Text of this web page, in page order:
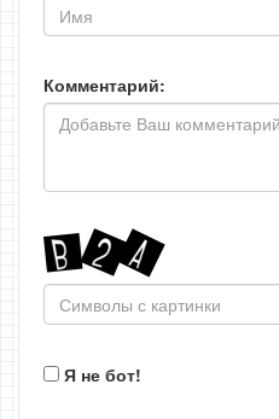
Комментарий:
Я не бот!